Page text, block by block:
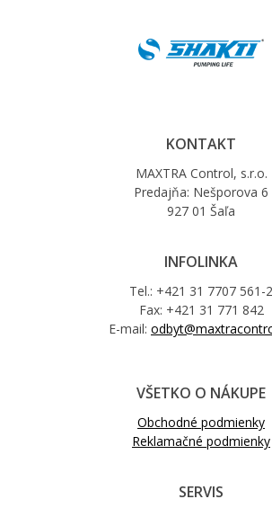
KONTAKT
MAXTRA Control, s.r.o.
Predajňa: Nešporova 6
927 01 Šaľa
INFOLINKA
Tel.: +421 31 7707 561-2
Fax: +421 31 771 842
E-mail:
VŠETKO O NÁKUPE
Obchodné podmienky
Reklamačné podmienky
SERVIS